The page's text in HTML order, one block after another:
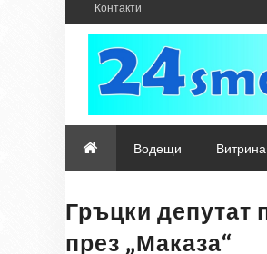
Контакти
Водещи Витрина
Гръцки депутат
през „Маказа“